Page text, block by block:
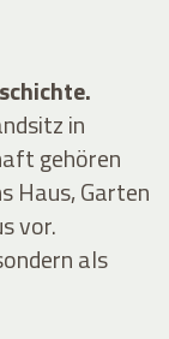
in
gehören
Haus, Garten
vor.
als